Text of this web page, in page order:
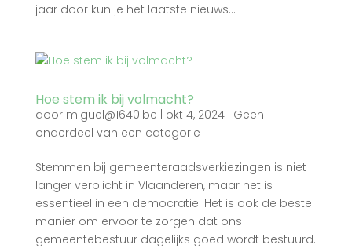
jaar door kun je het laatste nieuws...
Hoe stem ik bij volmacht?
door miguel@1640.be | okt 4, 2024| Geen
onderdeel van een categorie
Stemmen bij gemeenteraadsverkiezingen is niet
langer verplicht in Vlaanderen, maar het is
essentieel in een democratie. Het is ook de beste
manier om ervoor te zorgen dat ons
gemeentebestuur dagelijks goed wordt bestuurd.